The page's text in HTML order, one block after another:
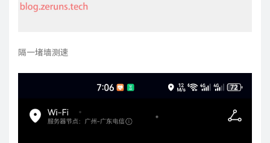
隔一堵墙测速